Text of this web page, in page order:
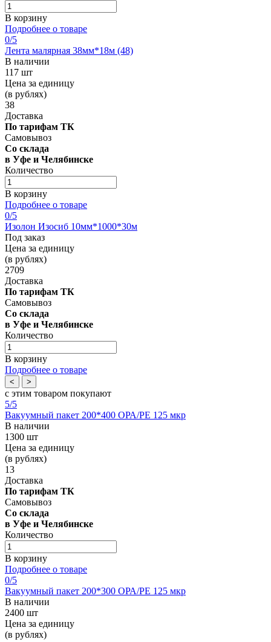
В корзину
Подробнее о товаре
0/5
Лента малярная 38мм*18м (48)
В наличии
117 шт
Цена за единицу
(в рублях)
38
Доставка
По тарифам ТК
Самовывоз
Со склада
в Уфе и Челябинске
Количество
В корзину
Подробнее о товаре
0/5
Изолон Изосиб 10мм*1000*30м
Под заказ
Цена за единицу
(в рублях)
2709
Доставка
По тарифам ТК
Самовывоз
Со склада
в Уфе и Челябинске
Количество
В корзину
Подробнее о товаре
< >
с этим товаром покупают
5/5
Вакуумный пакет 200*400 OРА/РЕ 125 мкр
В наличии
1300 шт
Цена за единицу
(в рублях)
13
Доставка
По тарифам ТК
Самовывоз
Со склада
в Уфе и Челябинске
Количество
В корзину
Подробнее о товаре
0/5
Вакуумный пакет 200*300 OРА/РЕ 125 мкр
В наличии
2400 шт
Цена за единицу
(в рублях)